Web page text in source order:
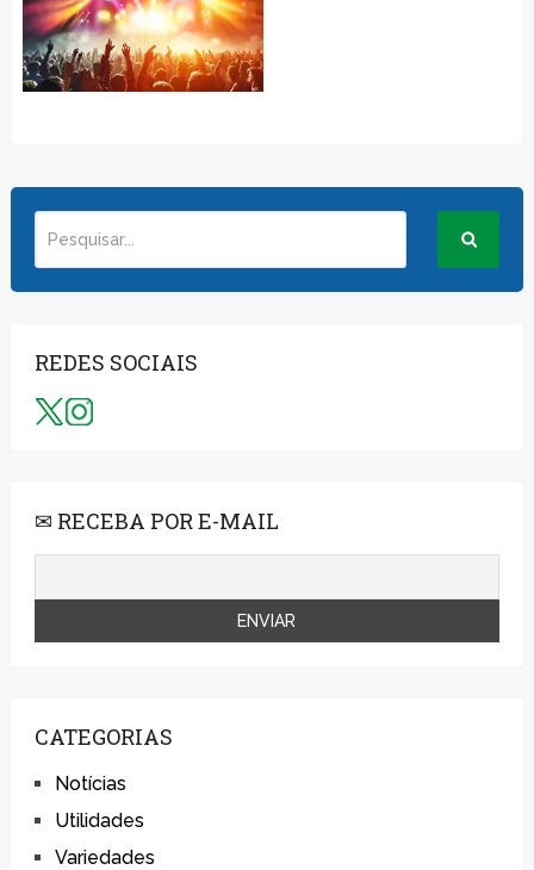
REDES SOCIAIS
✉ RECEBA POR E-MAIL
CATEGORIAS
Notícias
Utilidades
Variedades